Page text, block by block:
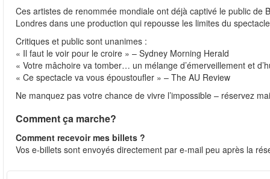
Ces artistes de renommée mondiale ont déjà captivé le public
Londres dans une production qui repousse les limites du
Critiques et public sont unanimes :
« Il faut le voir pour le croire » – Sydney Morning Herald
« Votre mâchoire va tomber… un mélange d’émerveillement et
« Ce spectacle va vous époustoufler » – The AU Review
Ne manquez pas votre chance de vivre l’impossible – réservez
Comment ça marche?
Comment recevoir mes billets ?
Vos e-billets sont envoyés directement par e-mail peu après la